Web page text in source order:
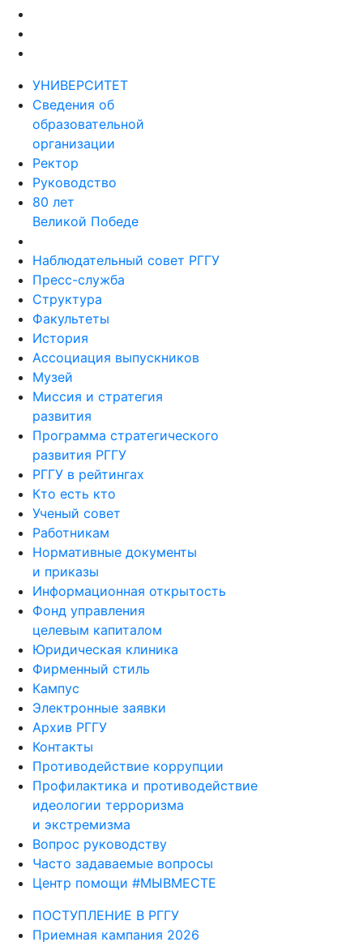
УНИВЕРСИТЕТ
Сведения об
образовательной
организации
Ректор
Руководство
80 лет
Великой Победе
Наблюдательный совет РГГУ
Пресс-служба
Структура
Факультеты
История
Ассоциация выпускников
Музей
Миссия и стратегия
развития
Программа стратегического
развития РГГУ
РГГУ в рейтингах
Кто есть кто
Ученый совет
Работникам
Нормативные документы
и приказы
Информационная открытость
Фонд управления
целевым капиталом
Юридическая клиника
Фирменный стиль
Кампус
Электронные заявки
Архив РГГУ
Контакты
Противодействие коррупции
Профилактика и противодействие
идеологии терроризма
и экстремизма
Вопрос руководству
Часто задаваемые вопросы
Центр помощи #МЫВМЕСТЕ
ПОСТУПЛЕНИЕ В РГГУ
Приемная кампания 2026